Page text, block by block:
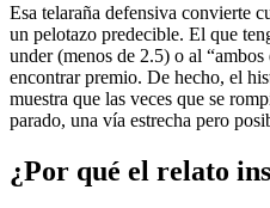
Esa telaraña defensiva convierte
un pelotazo predecible. El que
under (menos de 2.5) o al
encontrar premio. De hecho, el
muestra que las veces que se
parado, una vía estrecha pero
¿Por qué el relato